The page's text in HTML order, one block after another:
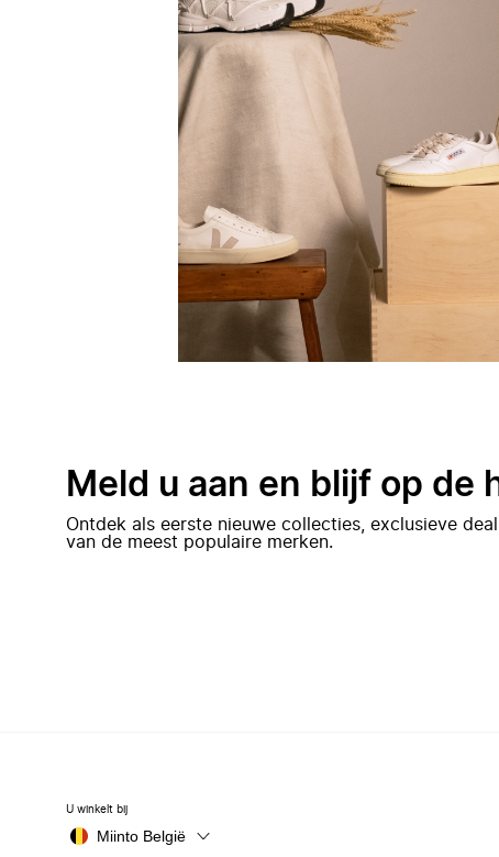
Meld u aan en blijf op de
Ontdek als eerste nieuwe collecties, exclusieve
van de meest populaire merken.
U winkelt bij
Miinto België